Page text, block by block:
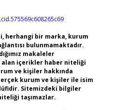
herhangi bir marka, kurum
bulunmamaktadır.
makaleler
alan içerikler haber niteliği
ve kişiler hakkında
kurum ve kişiler ile isim
Sitemizdeki bilgiler
taşımazlar.